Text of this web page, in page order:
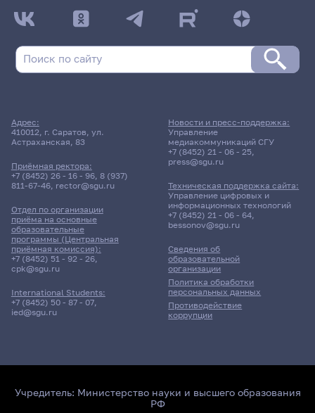
Адрес:
410012, г. Саратов, ул.
Астраханская, 83
Приёмная ректора:
+7 (8452) 26 - 16 - 96, 8 (937)
811-67-46, rector@sgu.ru
Отдел по организации
приёма на основные
образовательные
программы (Центральная
приёмная комиссия):
+7 (8452) 51 - 92 - 26,
cpk@sgu.ru
International Students:
+7 (8452) 50 - 87 - 07,
ied@sgu.ru
Сведения об
образовательной
организации
Политика обработки
персональных данных
Противодействие
коррупции
Новости и пресс-поддержка:
Управление
медиакоммуникаций СГУ
+7 (8452) 21 - 06 - 25,
press@sgu.ru
Техническая поддержка сайта:
Управление цифровых и
информационных технологий
+7 (8452) 21 - 06 - 64,
bessonov@sgu.ru
Учредитель: Министерство науки и высшего образования
РФ